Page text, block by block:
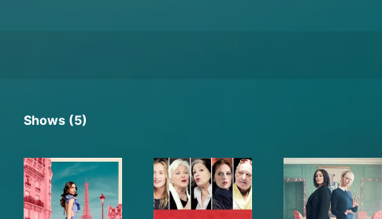
Shows (5)